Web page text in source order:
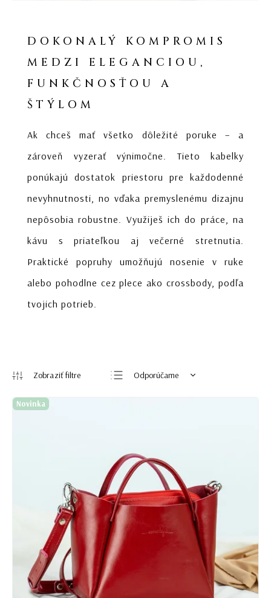
DOKONALÝ KOMPROMIS
MEDZI ELEGANCIOU,
FUNKČNOSŤOU A
ŠTÝLOM
Ak chceš mať všetko dôležité poruke – a
zároveň vyzerať výnimočne. Tieto kabelky
ponúkajú dostatok priestoru pre každodenné
nevyhnutnosti, no vďaka premyslenému dizajnu
nepôsobia robustne. Využiješ ich do práce, na
kávu s priateľkou aj večerné stretnutia.
Praktické popruhy umožňujú nosenie v ruke
alebo pohodlne cez plece ako crossbody, podľa
tvojich potrieb.
Odporúčame
Abecedne
Novinka